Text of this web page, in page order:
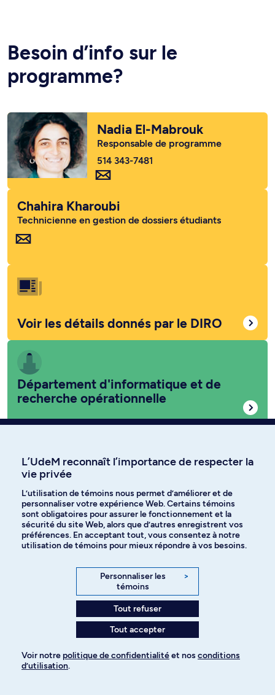
Besoin d’info sur le
programme?
Nadia El-Mabrouk
Responsable de programme
514 343-7481
Chahira Kharoubi
Technicienne en gestion de dossiers étudiants
Voir les détails donnés par le DIRO
Département d'informatique et de
recherche opérationnelle
Faculté des arts et des sciences
recherche
L’UdeM reconnaît l’importance de respecter la
vie privée
L’utilisation de témoins nous permet d’améliorer et de
personnaliser votre expérience Web. Certains témoins
sont obligatoires pour assurer le fonctionnement et la
sécurité du site Web, alors que d’autres enregistrent vos
préférences. En acceptant tout, vous consentez à notre
utilisation de témoins pour mieux répondre à vos besoins.
Personnaliser les
témoins
>
Tout refuser
Tout accepter
Voir notre politique de confidentialitéet nos conditions
d’utilisation.